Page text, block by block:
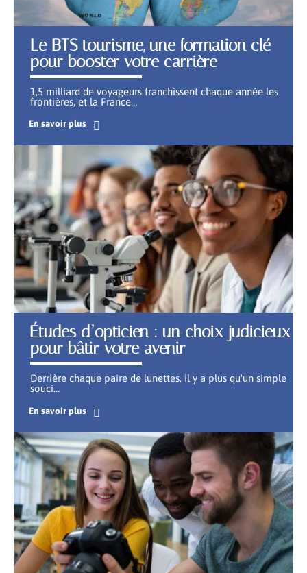
Le BTS tourisme, une formation clé
pour booster votre carrière
1,5 milliard de voyageurs franchissent chaque année les
frontières, et la France…
En savoir plus
Études d’opticien : un choix judicieux
pour bâtir votre avenir
Derrière chaque paire de lunettes, il y a plus qu'un simple
souci…
En savoir plus